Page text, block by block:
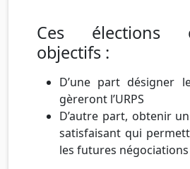
Ces élections
objectifs :
D’une part désigner
gèreront l’URPS
D’autre part, obtenir
satisfaisant qui
les futures négociations